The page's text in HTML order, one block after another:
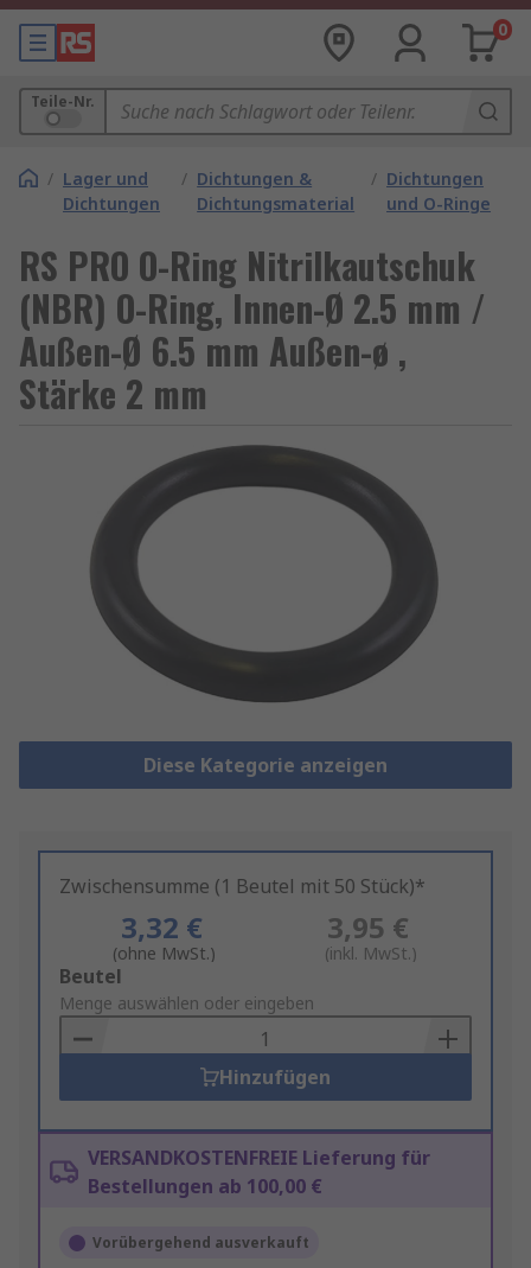
0
Teile-Nr.
/ Lager und
Dichtungen
/ Dichtungen &
Dichtungsmaterial
/ Dichtungen
und O-Ringe
RS PRO O-Ring Nitrilkautschuk
(NBR) O-Ring, Innen-Ø 2.5 mm /
Außen-Ø 6.5 mm Außen-ø ,
Stärke 2 mm
Diese Kategorie anzeigen
Zwischensumme (1 Beutel mit 50 Stück)*
3,32 €
(ohne MwSt.)
3,95 €
(inkl. MwSt.)
Add
to
Basket
Beutel
Menge auswählen oder eingeben
Hinzufügen
VERSANDKOSTENFREIE Lieferung für
Bestellungen ab 100,00 €
Vorübergehend ausverkauft